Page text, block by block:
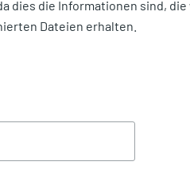
dies die Informationen sind,
Dateien erhalten.